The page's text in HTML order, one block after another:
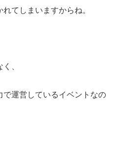
てしまいますからね。
、
で運営しているイベントなの